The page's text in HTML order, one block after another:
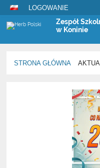
LOGOWANIE
Zespół
w Koninie
STRONA GŁÓWNA